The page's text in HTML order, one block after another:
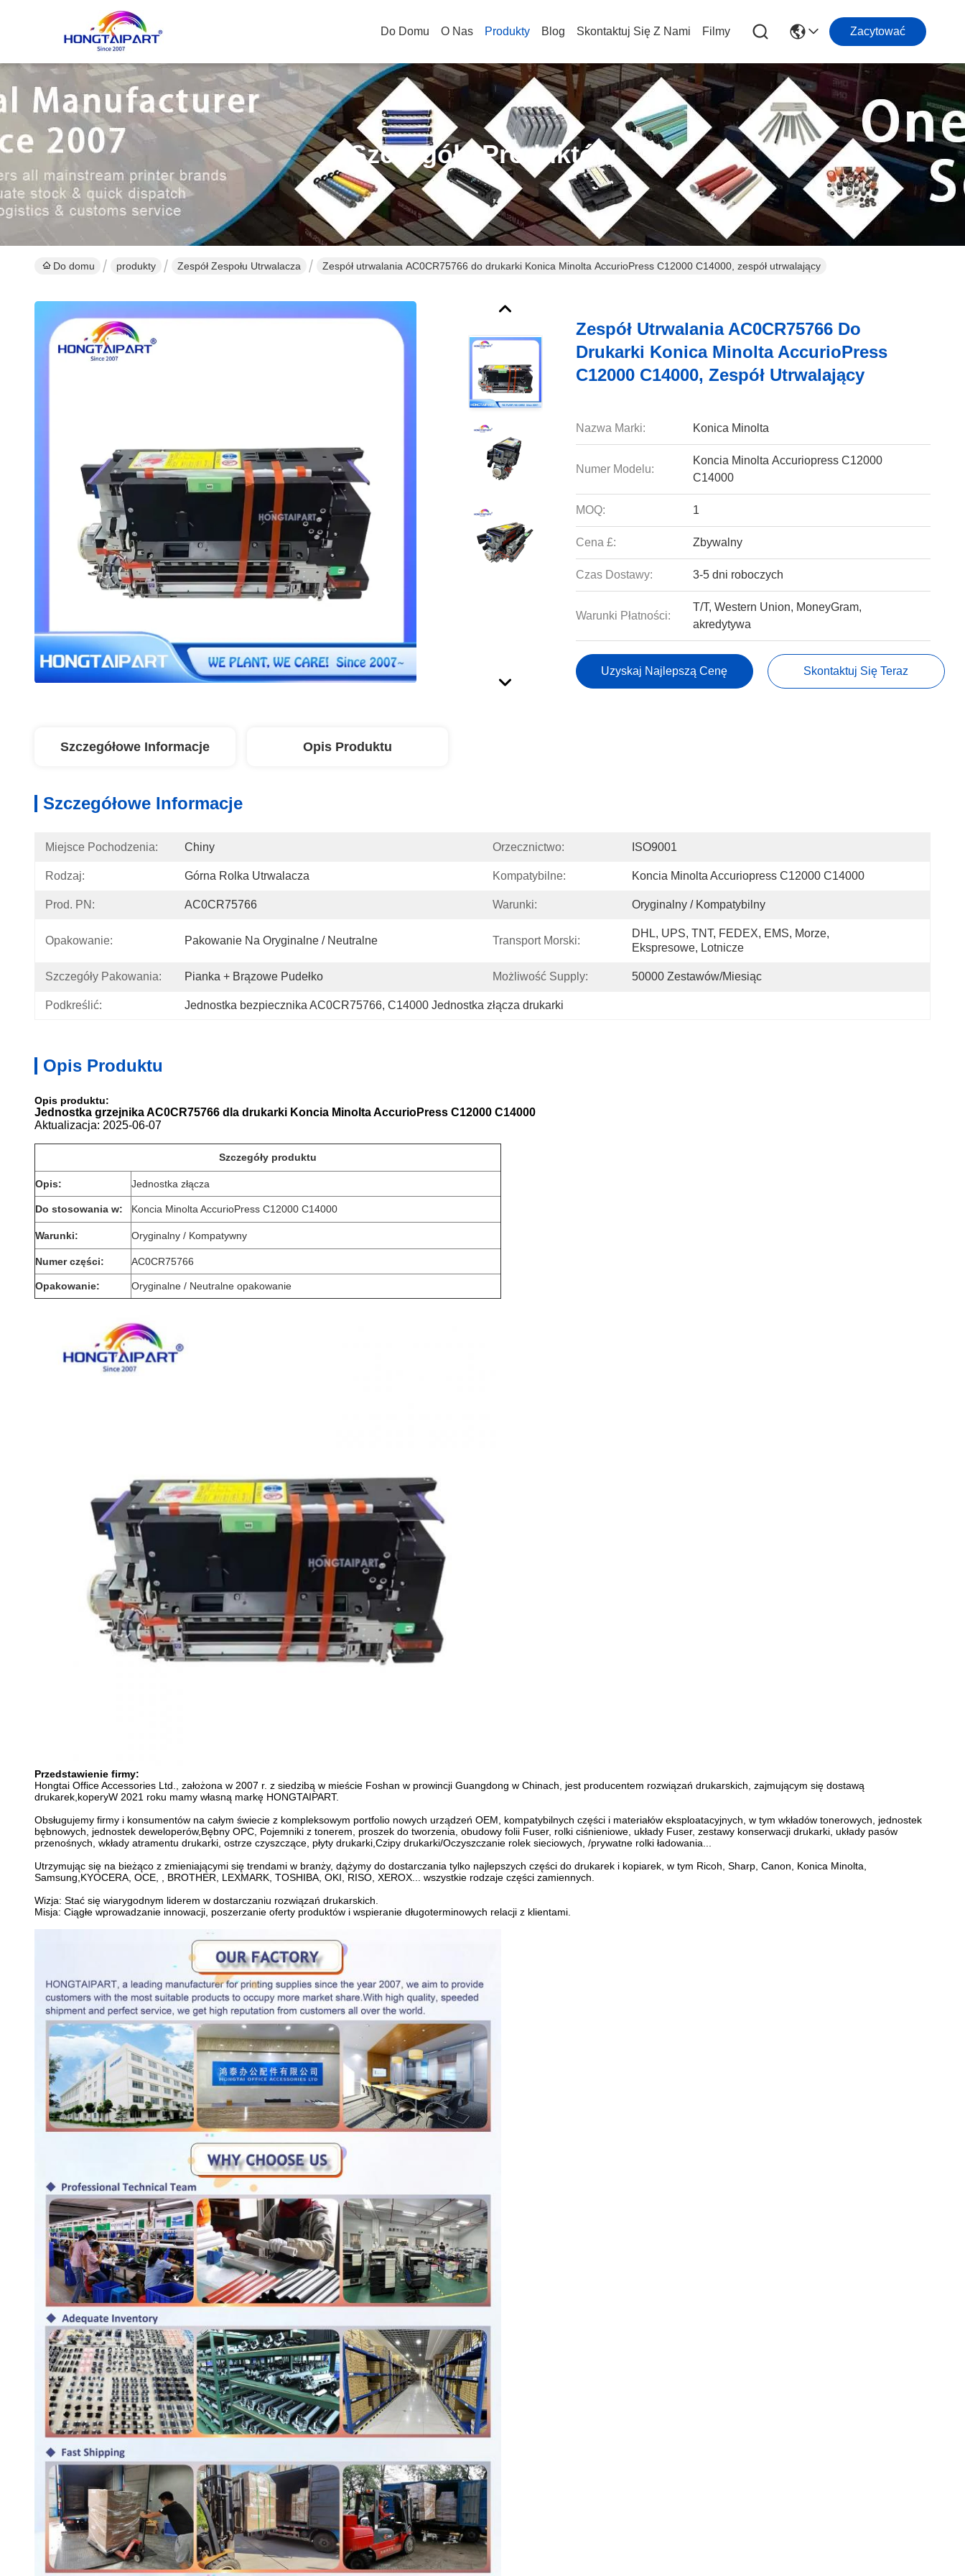
Do Domu O Nas Produkty Blog Skontaktuj Się Z Nami Filmy Zacytować
Szczegóły Produktów
Do domu produkty Zespół Zespołu Utrwalacza Zespół utrwalania AC0CR75766 do drukarki Konica Minolta AccurioPress C12000 C14000, zespół utrwalający
Zespół Utrwalania AC0CR75766 Do
Drukarki Konica Minolta AccurioPress
C12000 C14000, Zespół Utrwalający
Nazwa Marki: Konica Minolta
Numer Modelu:
Koncia Minolta Accuriopress C12000
C14000
MOQ: 1
Cena £: Zbywalny
Czas Dostawy: 3-5 dni roboczych
Warunki Płatności:
T/T, Western Union, MoneyGram,
akredytywa
Uzyskaj Najlepszą Cenę Skontaktuj Się Teraz
Szczegółowe Informacje Opis Produktu
Szczegółowe Informacje
Miejsce Pochodzenia: Chiny Orzecznictwo: ISO9001
Rodzaj: Górna Rolka Utrwalacza Kompatybilne: Koncia Minolta Accuriopress C12000 C14000
Prod. PN: AC0CR75766 Warunki: Oryginalny / Kompatybilny
Opakowanie: Pakowanie Na Oryginalne / Neutralne Transport Morski:
DHL, UPS, TNT, FEDEX, EMS, Morze,
Ekspresowe, Lotnicze
Szczegóły Pakowania: Pianka + Brązowe Pudełko Możliwość Supply: 50000 Zestawów/miesiąc
Podkreślić: Jednostka bezpiecznika AC0CR75766, C14000 Jednostka złącza drukarki
Opis Produktu
Opis produktu:
Jednostka grzejnika AC0CR75766 dla drukarki Koncia Minolta AccurioPress C12000 C14000
Aktualizacja: 2025-06-07
Szczegóły produktu
Opis: Jednostka złącza
Do stosowania w: Koncia Minolta AccurioPress C12000 C14000
Warunki: Oryginalny / Kompatywny
Numer części: AC0CR75766
Opakowanie: Oryginalne / Neutralne opakowanie
Przedstawienie firmy:
Hongtai Office Accessories Ltd., założona w 2007 r. z siedzibą w mieście Foshan w prowincji Guangdong w Chinach, jest producentem rozwiązań drukarskich, zajmującym się dostawą
drukarek,koperyW 2021 roku mamy własną markę HONGTAIPART.
Obsługujemy firmy i konsumentów na całym świecie z kompleksowym portfolio nowych urządzeń OEM, kompatybilnych części i materiałów eksploatacyjnych, w tym wkładów tonerowych, jednostek
bębnowych, jednostek deweloperów,Bębny OPC, Pojemniki z tonerem, proszek do tworzenia, obudowy folii Fuser, rolki ciśnieniowe, układy Fuser, zestawy konserwacji drukarki, układy pasów
przenośnych, wkłady atramentu drukarki, ostrze czyszczące, płyty drukarki,Czipy drukarki/Oczyszczanie rolek sieciowych, /prywatne rolki ładowania...
Utrzymując się na bieżąco z zmieniającymi się trendami w branży, dążymy do dostarczania tylko najlepszych części do drukarek i kopiarek, w tym Ricoh, Sharp, Canon, Konica Minolta,
Samsung,KYOCERA, OCE, , BROTHER, LEXMARK, TOSHIBA, OKI, RISO, XEROX... wszystkie rodzaje części zamiennych.
Wizja: Stać się wiarygodnym liderem w dostarczaniu rozwiązań drukarskich.
Misja: Ciągłe wprowadzanie innowacji, poszerzanie oferty produktów i wspieranie długoterminowych relacji z klientami.